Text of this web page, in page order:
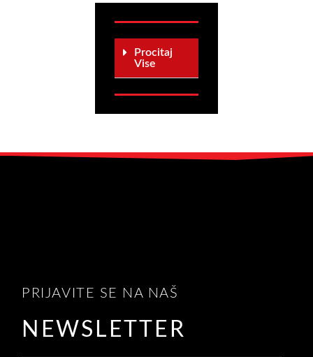
Procitaj
Vise
PRIJAVITE SE NA NAŠ
NEWSLETTER